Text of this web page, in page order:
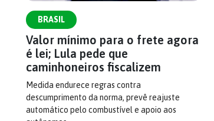
BRASIL
Valor mínimo para o frete agora
é lei; Lula pede que
caminhoneiros fiscalizem
Medida endurece regras contra
descumprimento da norma, prevê reajuste
automático pelo combustível e apoio aos